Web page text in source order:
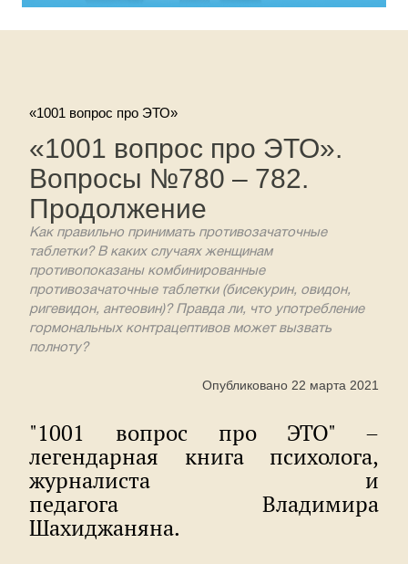
«1001 вопрос про ЭТО»
«1001 вопрос про ЭТО».
Вопросы №780 – 782.
Продолжение
Как правильно принимать противозачаточные
таблетки? В каких случаях женщинам
противопоказаны комбинированные
противозачаточные таблетки (бисекурин, овидон,
ригевидон, антеовин)? Правда ли, что употребление
гормональных контрацептивов может вызвать
полноту?
Опубликовано 22 марта 2021
"1001 вопрос про ЭТО" –
легендарная книга психолога,
журналиста и
педагога Владимира
Шахиджаняна.